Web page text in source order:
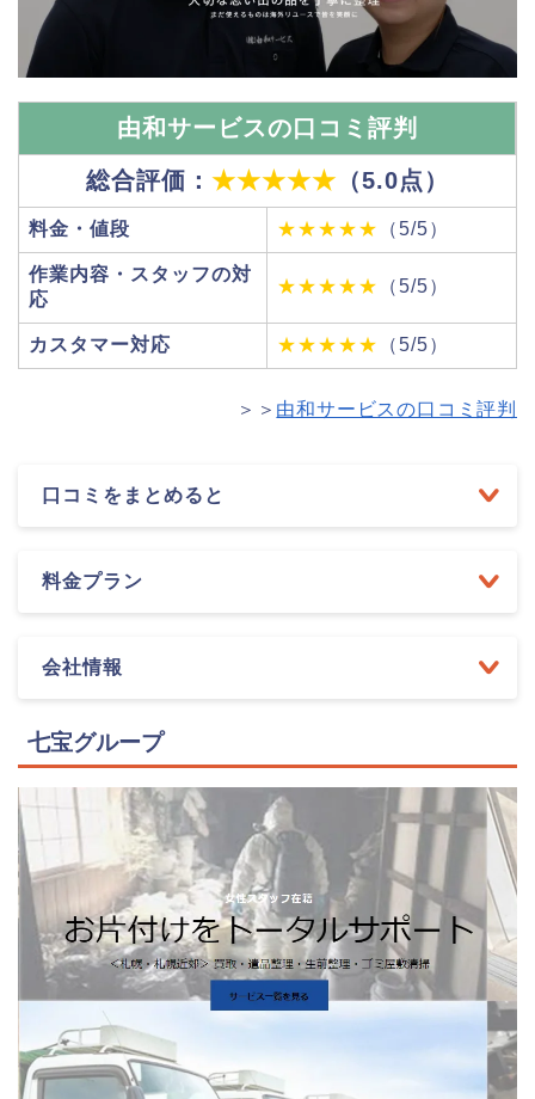
由和サービスの口コミ評判
総合評価： ★★★★★ （5.0点）
料金・値段 ★★★★★ （5/5）
作業内容・スタッフの対
応
★★★★★ （5/5）
カスタマー対応 ★★★★★ （5/5）
＞＞ 由和サービスの口コミ評判
口コミをまとめると
料金プラン
会社情報
七宝グループ